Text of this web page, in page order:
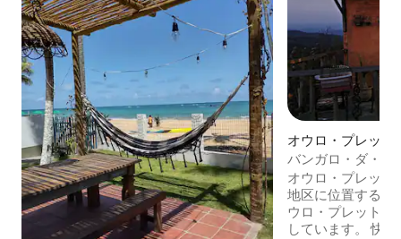
オウロ・プレット
ー
バンガロ・ダ・ヴ
オウロ・プレット
地区に位置する
ウロ・プレットの
しています。 快